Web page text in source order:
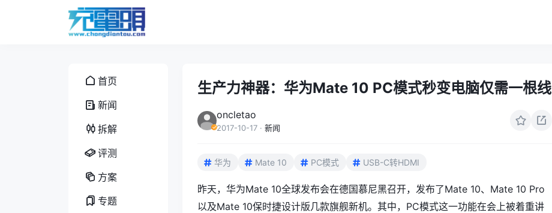
首页
新闻
拆解
评测
方案
专题
生产力神器：华为Mate 10 PC模式秒变电脑仅需一根线
oncletao
2017-10-17 · 新闻
华为 Mate 10 PC模式 USB-C转HDMI
昨天，华为Mate 10全球发布会在德国慕尼黑召开，发布了Mate 10、Mate 10 Pro
以及Mate 10保时捷设计版几款旗舰新机。其中，PC模式这一功能在会上被着重讲